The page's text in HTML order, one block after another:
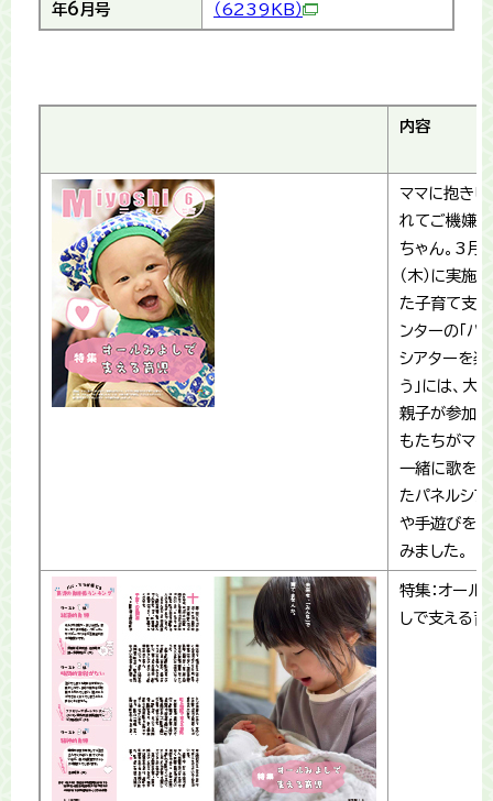
年6月号
（6239KB）
内容
ママに抱きし
れてご機嫌
ちゃん。3月
（木）に実施
た子育て支
ンターの「パ
シアターを楽
う」には、大
親子が参加。
もたちがママ
一緒に歌を
たパネルシア
や手遊びを楽
みました。
特集：オール
しで支える育